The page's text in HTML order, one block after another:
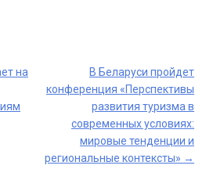
на
В Беларуси пройдет
конференция «Перспективы
развития туризма в
современных условиях:
мировые тенденции и
региональные контексты» →